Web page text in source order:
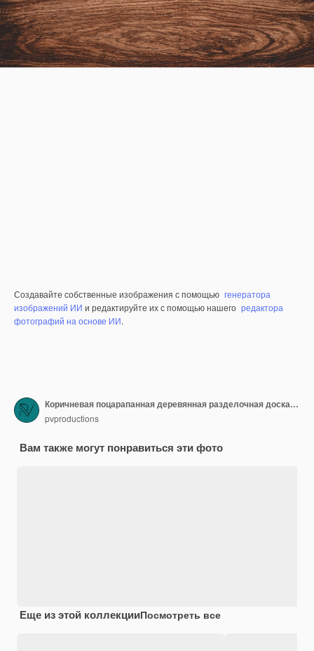
Создавайте собственные изображения с помощью генератора
изображений ИИ и редактируйте их с помощью нашего редактора
фотографий на основе ИИ.
Коричневая поцарапанная деревянная разделочная доска плоско лежала
pvproductions
Вам также могут понравиться эти фото
Еще из этой коллекцииПосмотреть все